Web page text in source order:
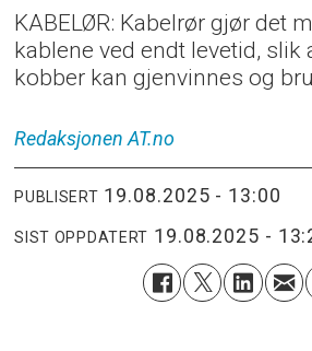
KABELØR: Kabelrør gjør det
kablene ved endt levetid,
kobber kan gjenvinnes og
Redaksjonen AT.no
PUBLISERT 19.08.2025 - 13:00
SIST OPPDATERT 19.08.2025 -